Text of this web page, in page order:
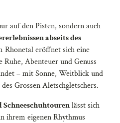
auf den Pisten, sondern auch
abseits des
Rhonetal eröffnet sich eine
Abenteuer und Genuss
– mit Sonne, Weitblick und
Grossen Aletschgletschers.
lässt sich
ihrem eigenen Rhythmus